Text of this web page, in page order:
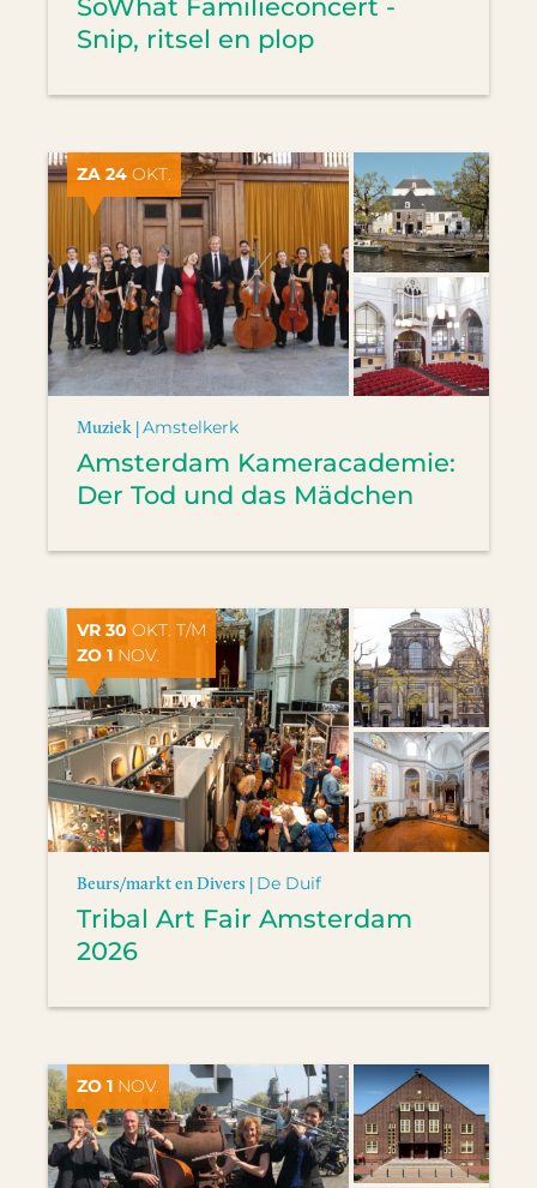
SoWhat Familieconcert -
Snip, ritsel en plop
ZA 24 OKT.
Muziek |Amstelkerk
Amsterdam Kameracademie:
Der Tod und das Mädchen
VR 30 OKT. T/M
ZO 1 NOV.
Beurs/markt en Divers | De Duif
Tribal Art Fair Amsterdam
2026
ZO 1 NOV.